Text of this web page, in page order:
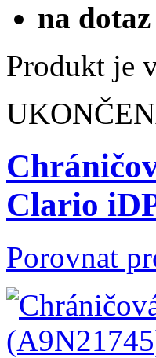
na dotaz
Produkt je
Clario
Porovnat